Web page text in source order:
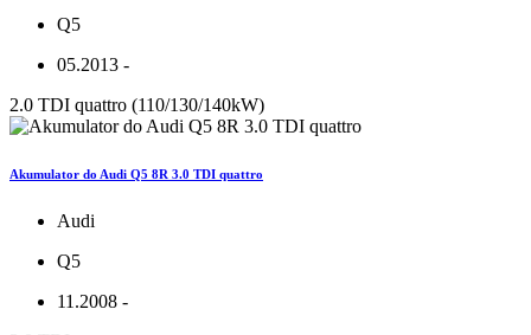
Q5
05.2013 -
2.0 TDI quattro (110/130/140kW)
Akumulator do Audi Q5 8R 3.0 TDI quattro
Audi
Q5
11.2008 -